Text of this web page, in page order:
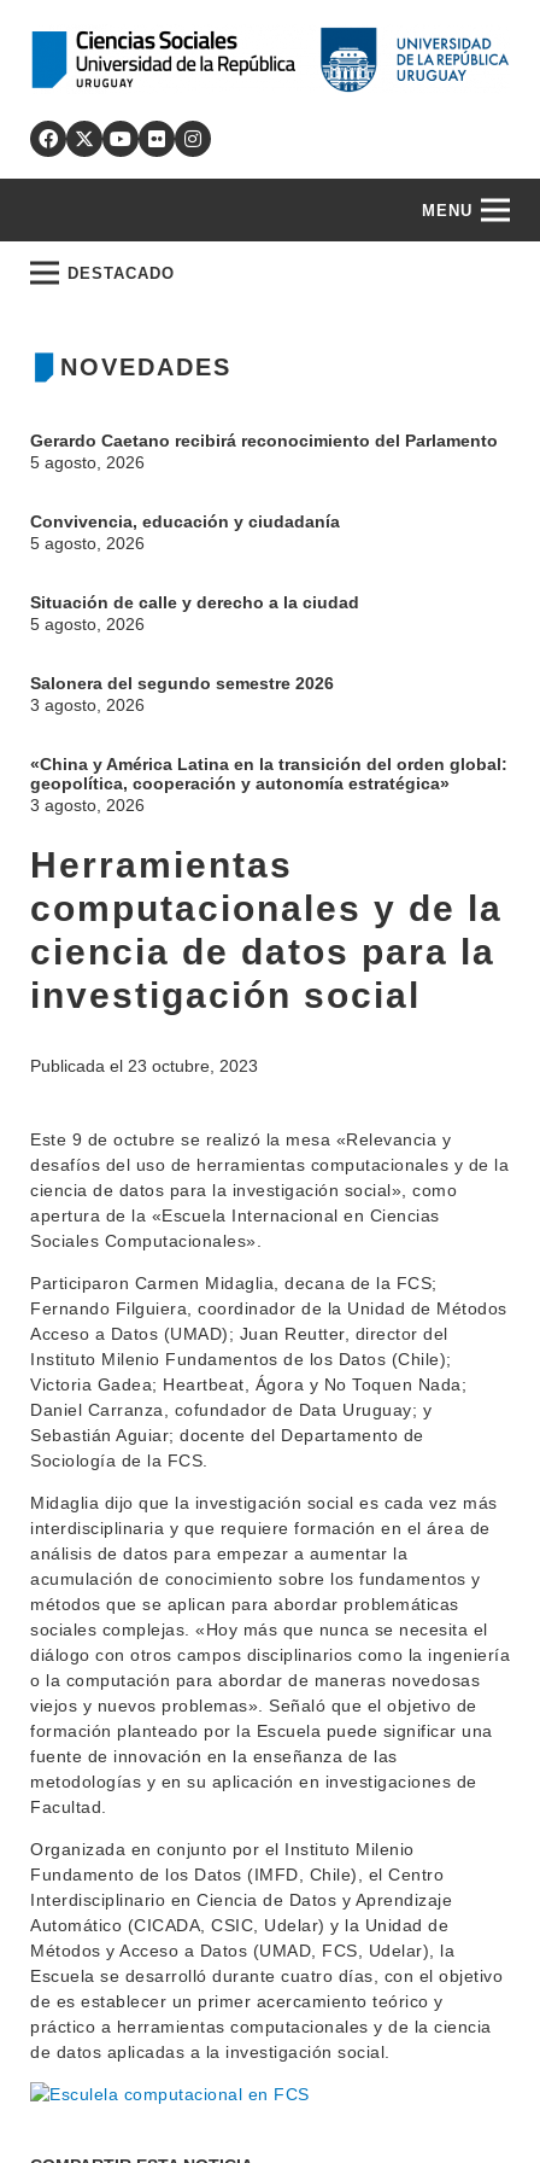
MENU
INSTITUCIONAL
DEPARTAMENTOS
INVESTIGACIÓN
EXTENSIÓN
SERVICIOS
LLAMADOS
NOTICIAS
CONTACTO
DESTACADO
BEDELÍA
EVA FCS
OFERTA DE GRADO
POSGRADOS
EDUCACIÓN PERMANENTE
MOVILIDAD ACADÉMICA
BIBLIOTECA
NOVEDADES
Gerardo Caetano recibirá reconocimiento del Parlamento
5 agosto, 2026
Convivencia, educación y ciudadanía
5 agosto, 2026
Situación de calle y derecho a la ciudad
5 agosto, 2026
Salonera del segundo semestre 2026
3 agosto, 2026
«China y América Latina en la transición del orden global:
geopolítica, cooperación y autonomía estratégica»
3 agosto, 2026
Herramientas
computacionales y de la
ciencia de datos para la
investigación social
Publicada el 23 octubre, 2023
Este 9 de octubre se realizó la mesa «Relevancia y
desafíos del uso de herramientas computacionales y de la
ciencia de datos para la investigación social», como
apertura de la «Escuela Internacional en Ciencias
Sociales Computacionales».
Participaron Carmen Midaglia, decana de la FCS;
Fernando Filguiera, coordinador de la Unidad de Métodos
Acceso a Datos (UMAD); Juan Reutter, director del
Instituto Milenio Fundamentos de los Datos (Chile);
Victoria Gadea; Heartbeat, Ágora y No Toquen Nada;
Daniel Carranza, cofundador de Data Uruguay; y
Sebastián Aguiar; docente del Departamento de
Sociología de la FCS.
Midaglia dijo que la investigación social es cada vez más
interdisciplinaria y que requiere formación en el área de
análisis de datos para empezar a aumentar la
acumulación de conocimiento sobre los fundamentos y
métodos que se aplican para abordar problemáticas
sociales complejas. «Hoy más que nunca se necesita el
diálogo con otros campos disciplinarios como la ingeniería
o la computación para abordar de maneras novedosas
viejos y nuevos problemas». Señaló que el objetivo de
formación planteado por la Escuela puede significar una
fuente de innovación en la enseñanza de las
metodologías y en su aplicación en investigaciones de
Facultad.
Organizada en conjunto por el Instituto Milenio
Fundamento de los Datos (IMFD, Chile), el Centro
Interdisciplinario en Ciencia de Datos y Aprendizaje
Automático (CICADA, CSIC, Udelar) y la Unidad de
Métodos y Acceso a Datos (UMAD, FCS, Udelar), la
Escuela se desarrolló durante cuatro días, con el objetivo
de es establecer un primer acercamiento teórico y
práctico a herramientas computacionales y de la ciencia
de datos aplicadas a la investigación social.